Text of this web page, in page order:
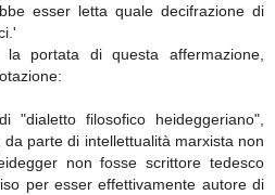
esser letta quale decifrazione di
portata di questa affermazione,
filosofico heideggeriano",
parte di intellettualità marxista non
non fosse scrittore tedesco
per esser effettivamente autore di